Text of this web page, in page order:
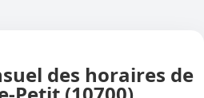
des horaires de